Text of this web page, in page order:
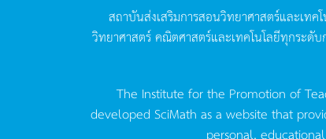
สถาบันส่งเสริมการสอนวิทยาศาสตร์และเทค
วิทยาศาสตร์คณิตศาสตร์และเทคโนโลยีทุกระดับ
The Institute for the Promotion of
developed SciMath as a website that
personal,